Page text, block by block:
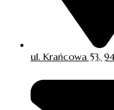
ul. Krańcowa 53,